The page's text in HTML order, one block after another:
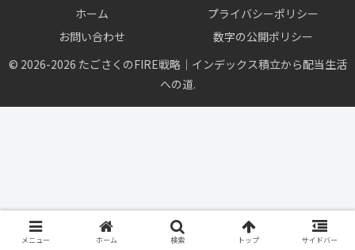
ホーム
プライバシーポリシー
お問い合わせ
数字の公開ポリシー
© 2026-2026 たごさくのFIRE戦略｜インデックス積立から配当生活
への道.
メニュー ホーム 検索 トップ サイドバー